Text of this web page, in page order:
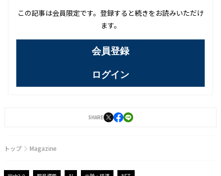
この記事は会員限定です。登録すると続きをお読みいただけ
ます。
会員登録
ログイン
SHARE
トップ Magazine